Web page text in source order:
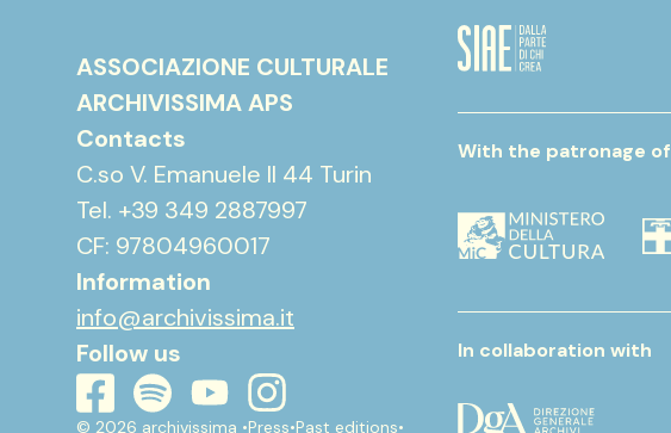
ASSOCIAZIONE CULTURALE
ARCHIVISSIMA APS
Contacts
C.so V. Emanuele II 44 Turin
Tel. +39 349 2887997
CF: 97804960017
Information
info@archivissima.it
Follow us
youtube
© 2026 archivissima •Press•Past editions•
With the patronage of
In collaboration with